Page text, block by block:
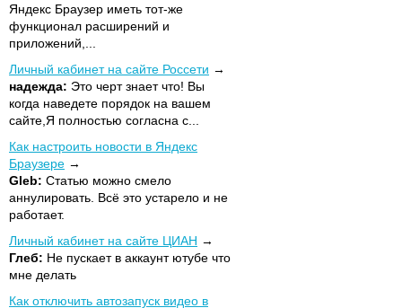
Яндекс Браузер иметь тот-же
функционал расширений и
приложений,...
Личный кабинет на сайте Россети
надежда: Это черт знает что! Вы
когда наведете порядок на вашем
сайте,Я полностью согласна с...
Как настроить новости в Яндекс
Браузере
Gleb: Статью можно смело
аннулировать. Всё это устарело и не
работает.
Личный кабинет на сайте ЦИАН
Глеб: Не пускает в аккаунт ютубе что
мне делать
Как отключить автозапуск видео в